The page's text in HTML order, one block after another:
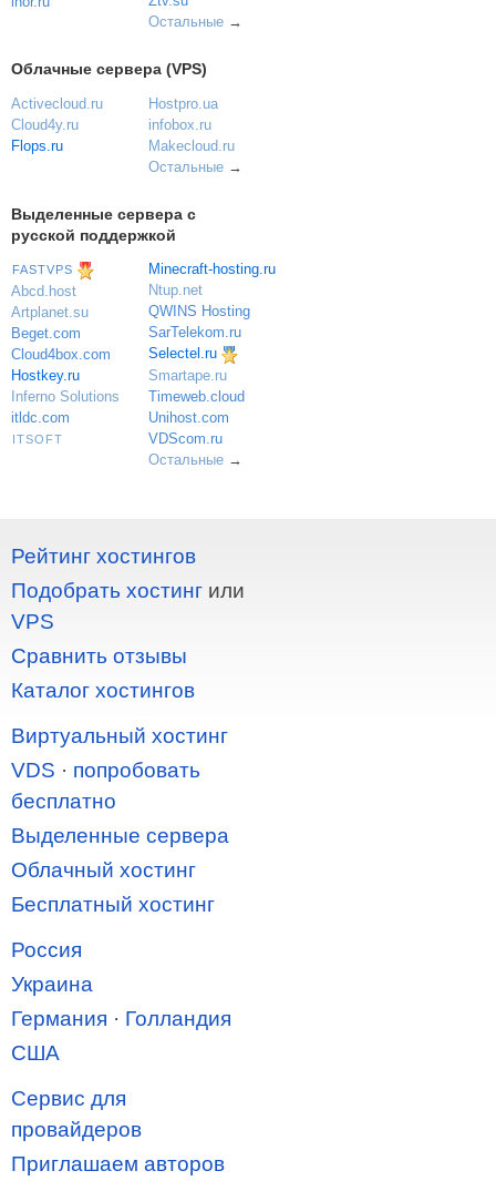
Остальные→
Облачные сервера (VPS)
Activecloud.ru
Cloud4y.ru
Flops.ru
Hostpro.ua
infobox.ru
Makecloud.ru
Остальные→
Выделенные сервера с
русской поддержкой
FASTVPS
Abcd.host
Artplanet.su
Beget.com
Cloud4box.com
Hostkey.ru
Inferno Solutions
itldc.com
ITSOFT
Minecraft-hosting.ru
Ntup.net
QWINS Hosting
SarTelekom.ru
Selectel.ru
Smartape.ru
Timeweb.cloud
Unihost.com
VDScom.ru
Остальные→
Рейтинг хостингов
Подобрать хостинг или
VPS
Сравнить отзывы
Каталог хостингов
Виртуальный хостинг
VDS · попробовать
бесплатно
Выделенные сервера
Облачный хостинг
Бесплатный хостинг
Россия
Украина
Германия · Голландия
США
Сервис для
провайдеров
Приглашаем авторов